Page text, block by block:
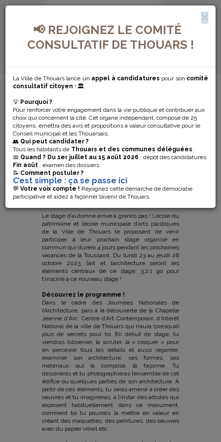
📢 REJOIGNEZ LE COMITÉ
CONSULTATIF DE THOUARS !
La Ville de Thouars lance un appel à candidatures pour son comité
consultatif citoyen ! 🏛️
💡 Pourquoi ?
Pour renforcer votre engagement dans la vie publique et contribuer aux
choix qui concernent la cité. Cet organe indépendant, composé de 25
citoyens, émettra des avis et propositions à valeur consultative pour le
Conseil municipal et les Thouarsais.
👥 Qui peut candidater ?
Tous les habitants de Thouars et des communes déléguées.
📅 Quand ? Du 1er juillet au 15 août 2026 : dépôt des candidatures.
Fin août : examen des dossiers.
📝 Comment postuler ?
C’est simple : ça se passe ici
💬 Votre voix compte ! Rejoignez cette démarche de démocratie
participative et aidez à façonner l’avenir de Thouars.
MENU DE NAVIGATION...
VIENS MIXER
L’ART ET
L’ARCHITECTURE
VIENS MIXER L’ART ET L’ARCHITECTURE AU
PROCHAIN STAGE DES ÉCOLES DU
PATRIMOINE ET D’ARTS PLASTIQUES DE LA
VILLE DE THOUARS
Le stage d’automne arrive à grands pas ! L’école du
patrimoine et l’école municipale d’arts plastiques
de la Ville de Thouars te proposent de venir
participer à leur prochain stage organisé en
commun qui durera 4 jours pendant les prochaines
vacances de la Toussaint. Du lundi 23 au jeudi 26
octobre 2023, l’art et l’architecture seront les
éléments centraux de ce stage. 3,2,1 go pour
t’inscrire à ce nouveau stage !
Découvrez le programme !
Dans le cadre des Journées Nationales de
l’Architecture, pars à la découverte de la Chapelle
Jeanne d’Arc, Centre d’Art Contemporain d’Intérêt
National de la ville de Thouars qui n’aura (presque)
plus de secrets pour toi. En début de stage, tu
viendras l’observer, la scruter, la « croquer » pour
en percevoir tous les détails et aussi regarder,
examiner son architecture, ses formes, ses
matériaux qui la compose, la façonne. Tu
dessineras et tu photographieras l’ensemble de cet
édifice ou quelques parties de son architecture. À
partir de ces éléments, tu seras amené à créer des
oeuvres et tu imagineras, à l’instar des artistes qui
exposent habituellement dans ce monument,
comment toi tu pourrais la mettre en valeur en
créant des maquettes, des peintures, des oeuvres
avec du papier vitrail etc.